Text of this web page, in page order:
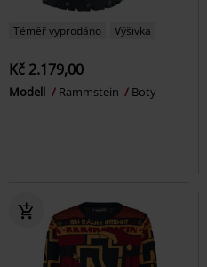
Téměř vyprodáno Výšivka
Kč 2.179,00
Modell Rammstein Boty